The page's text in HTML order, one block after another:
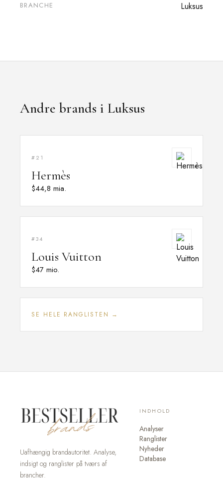
BRANCHE Luksus
Andre brands i Luksus
#21
Hermès
$44,8 mia.
#34
Louis Vuitton
$47 mio.
SE HELE RANGLISTEN →
Uafhængig brandautoritet. Analyse,
indsigt og ranglister på tværs af
brancher.
INDHOLD
Analyser
Ranglister
Nyheder
Database